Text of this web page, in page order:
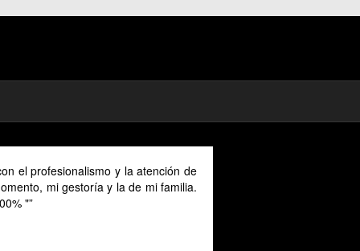
el profesionalismo y la atención de
mi gestoría y la de mi familia.
"